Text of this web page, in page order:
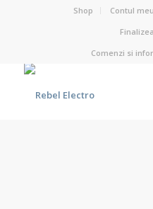
Shop Contul meu
Comenzi si